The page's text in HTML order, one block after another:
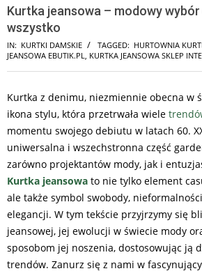
Kurtka jeansowa – modowy
wszystko
IN: KURTKI DAMSKIE TAGGED: HURTOWNIA
JEANSOWA EBUTIK.PL
KURTKA JEANSOWA SKLEP
Kurtka z denimu, niezmiennie obecna w
ikona stylu, która przetrwała wiele
momentu swojego debiutu w latach 60.
uniwersalna i wszechstronna część
zarówno projektantów mody, jak i
Kurtka jeansowa to nie tylko element
ale także symbol swobody,
elegancji. W tym tekście przyjrzymy się
jeansowej, jej ewolucji w świecie mody
sposobom jej noszenia, dostosowując ją
trendów. Zanurz się z nami w